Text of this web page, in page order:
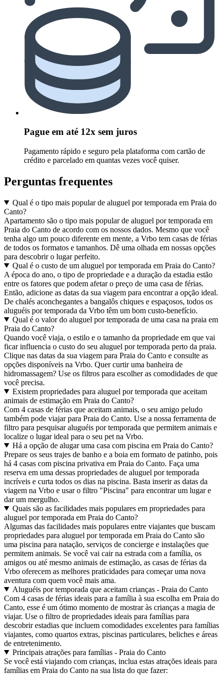
Pague em até 12x sem juros
Pagamento rápido e seguro pela plataforma com cartão de
crédito e parcelado em quantas vezes você quiser.
Perguntas frequentes
Qual é o tipo mais popular de aluguel por temporada em Praia do
Canto?
Apartamento são o tipo mais popular de aluguel por temporada em
Praia do Canto de acordo com os nossos dados. Mesmo que você
tenha algo um pouco diferente em mente, a Vrbo tem casas de férias
de todos os formatos e tamanhos. Dê uma olhada em nossas opções
para descobrir o lugar perfeito.
Qual é o custo de um aluguel por temporada em Praia do Canto?
A época do ano, o tipo de propriedade e a duração da estadia estão
entre os fatores que podem afetar o preço de uma casa de férias.
Então, adicione as datas da sua viagem para encontrar a opção ideal.
De chalés aconchegantes a bangalôs chiques e espaçosos, todos os
aluguéis por temporada da Vrbo têm um bom custo-benefício.
Qual é o valor do aluguel por temporada de uma casa na praia em
Praia do Canto?
Quando você viaja, o estilo e o tamanho da propriedade em que vai
ficar influencia o custo do seu aluguel por temporada perto da praia.
Clique nas datas da sua viagem para Praia do Canto e consulte as
opções disponíveis na Vrbo. Quer curtir uma banheira de
hidromassagem? Use os filtros para escolher as comodidades de que
você precisa.
Existem propriedades para aluguel por temporada que aceitam
animais de estimação em Praia do Canto?
Com 4 casas de férias que aceitam animais, o seu amigo peludo
também pode viajar para Praia do Canto. Use a nossa ferramenta de
filtro para pesquisar aluguéis por temporada que permitem animais e
localize o lugar ideal para o seu pet na Vrbo.
Há a opção de alugar uma casa com piscina em Praia do Canto?
Prepare os seus trajes de banho e a boia em formato de patinho, pois
há 4 casas com piscina privativa em Praia do Canto. Faça uma
reserva em uma dessas propriedades de aluguel por temporada
incríveis e curta todos os dias na piscina. Basta inserir as datas da
viagem na Vrbo e usar o filtro "Piscina" para encontrar um lugar e
dar um mergulho.
Quais são as facilidades mais populares em propriedades para
aluguel por temporada em Praia do Canto?
Algumas das facilidades mais populares entre viajantes que buscam
propriedades para aluguel por temporada em Praia do Canto são
uma piscina para natação, serviços de concierge e instalações que
permitem animais. Se você vai cair na estrada com a família, os
amigos ou até mesmo animais de estimação, as casas de férias da
Vrbo oferecem as melhores praticidades para começar uma nova
aventura com quem você mais ama.
Aluguéis por temporada que aceitam crianças - Praia do Canto
Com 4 casas de férias ideais para a família à sua escolha em Praia do
Canto, esse é um ótimo momento de mostrar às crianças a magia de
viajar. Use o filtro de propriedades ideais para famílias para
descobrir estadias que incluem comodidades excelentes para famílias
viajantes, como quartos extras, piscinas particulares, beliches e áreas
de entretenimento.
Principais atrações para famílias - Praia do Canto
Se você está viajando com crianças, inclua estas atrações ideais para
famílias em Praia do Canto na sua lista do que fazer: